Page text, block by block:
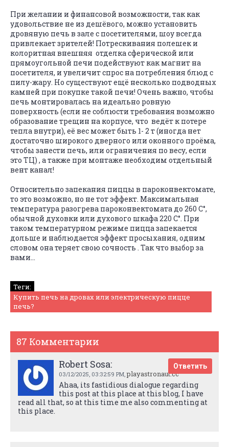
При желании и финансовой возможности, так как
удовольствие не из дешёвого, можно установить
дровяную печь в зале с посетителями, шоу всегда
привлекает зрителей! Потрескивания полешек и
колоритная внешняя отделка сферической или
прямоугольной печи подействуют как магнит на
посетителя, и увеличит спрос на потребления блюд с
пилу-жару. Но существуют ещё несколько подводных
камней при покупке такой печи! Очень важно, чтобы
печь монтировалась на идеально ровную
поверхность (если не соблюсти требования возможно
образование трещин на корпусе, что ведёт к потере
тепла внутри), её вес может быть 1- 2 т (иногда нет
достаточно широкого дверного или оконного проёма,
чтобы занести печь, или ограничения по весу, если
это ТЦ) , а также при монтаже необходим отдельный
вент канал!
Относительно запекания пиццы в пароконвектомате,
то это возможно, но не тот эффект. Максимальная
температура разогрева пароконвектомата до 260 C°,
обычной духовки или духового шкафа 220 C°. При
таком температурном режиме пицца запекается
дольше и наблюдается эффект просыхания, одним
словом она теряет свою сочность . Так что выбор за
вами…
Теги:
Купить печь на дровах или электрическую пицце
печь?
87 Комментарии
Robert Sosa:
03/12/2025, 03:32:59 PM,playastronaut.cc
Ответить
Ahaa, its fastidious dialogue regarding
this post at this place at this blog, I have
read all that, so at this time me also commenting at
this place.